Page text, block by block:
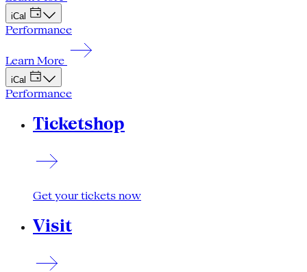
iCal
Performance
Learn More
iCal
Performance
Ticketshop
Get your tickets now
Visit